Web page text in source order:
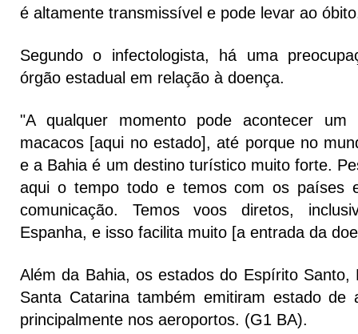
é altamente transmissível e pode levar ao
Segundo o infectologista, há uma
órgão estadual em relação à doença.
"A qualquer momento pode acontecer
macacos [aqui no estado], até porque no
e a Bahia é um destino turístico muito forte.
aqui o tempo todo e temos com os países
comunicação. Temos voos diretos,
Espanha, e isso facilita muito [a entrada da
Além da Bahia, os estados do Espírito
Santa Catarina também emitiram estado de
principalmente nos aeroportos. (G1 BA).